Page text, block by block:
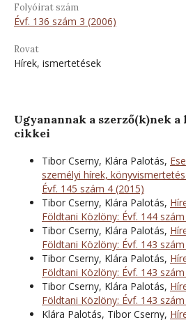
Folyóirat szám
Évf. 136 szám 3 (2006)
Rovat
Hírek, ismertetések
Ugyanannak a szerző(k)nek
cikkei
Tibor Cserny, Klára Palotás,
személyi hírek,
Évf. 145 szám 4 (2015)
Tibor Cserny, Klára Palotás,
Földtani Közlöny: Évf. 144
Tibor Cserny, Klára Palotás,
Földtani Közlöny: Évf. 143
Tibor Cserny, Klára Palotás,
Földtani Közlöny: Évf. 143
Tibor Cserny, Klára Palotás,
Földtani Közlöny: Évf. 143
Klára Palotás, Tibor Cserny,